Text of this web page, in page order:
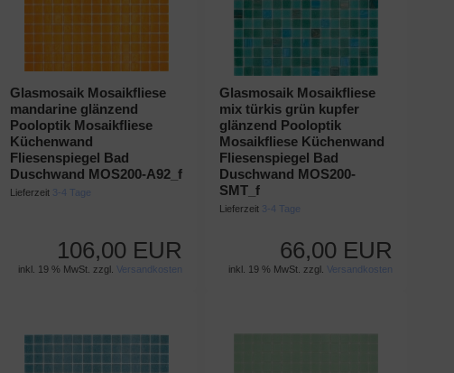
Glasmosaik Mosaikfliese
mandarine glänzend
Pooloptik Mosaikfliese
Küchenwand
Fliesenspiegel Bad
Duschwand MOS200-A92_f
Lieferzeit 3-4 Tage
106,00 EUR
inkl. 19 % MwSt. zzgl.Versandkosten
Glasmosaik Mosaikfliese
mix türkis grün kupfer
glänzend Pooloptik
Mosaikfliese Küchenwand
Fliesenspiegel Bad
Duschwand MOS200-
SMT_f
Lieferzeit 3-4 Tage
66,00 EUR
inkl. 19 % MwSt. zzgl. Versandkosten